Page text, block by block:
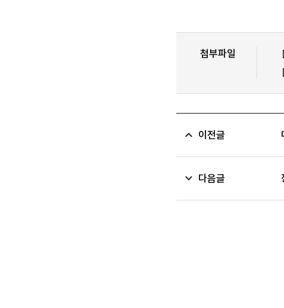
첨부파일
이전글
다음글